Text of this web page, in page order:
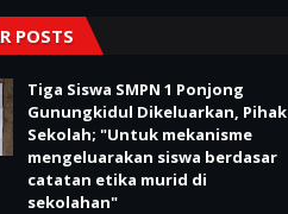
POSTS
Tiga Siswa SMPN 1 Ponjong
Gunungkidul Dikeluarkan, Pihak
Sekolah; "Untuk mekanisme
mengeluarakan siswa berdasar
catatan etika murid di
sekolahan"